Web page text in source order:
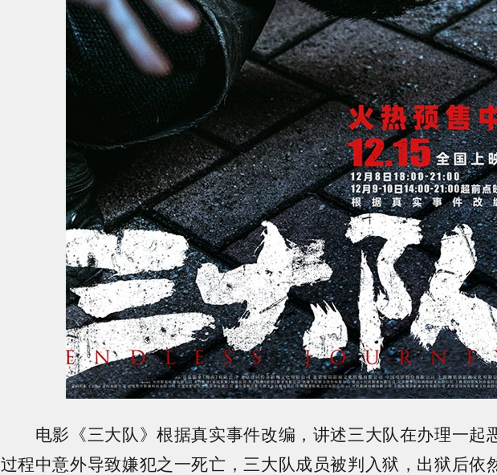
电影《三大队》根据真实事件改编，讲述三大队在办理一起
过程中意外导致嫌犯之一死亡，三大队成员被判入狱，出狱后依